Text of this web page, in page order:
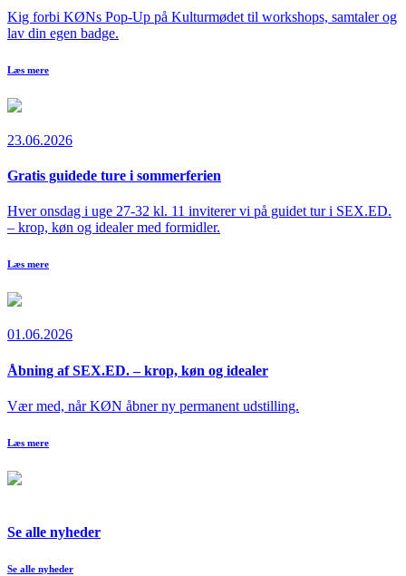
Kig forbi KØNs Pop-Up på Kulturmødet til workshops, samtaler og
lav din egen badge.
Læs mere
23.06.2026
Gratis guidede ture i sommerferien
Hver onsdag i uge 27-32 kl. 11 inviterer vi på guidet tur i SEX.ED.
– krop, køn og idealer med formidler.
Læs mere
01.06.2026
Åbning af SEX.ED. – krop, køn og idealer
Vær med, når KØN åbner ny permanent udstilling.
Læs mere
Se alle nyheder
Se alle nyheder